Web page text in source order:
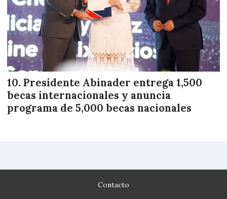
Presidente Abinader entrega 1,500
becas internacionales y anuncia
programa de 5,000 becas nacionales
Contacto